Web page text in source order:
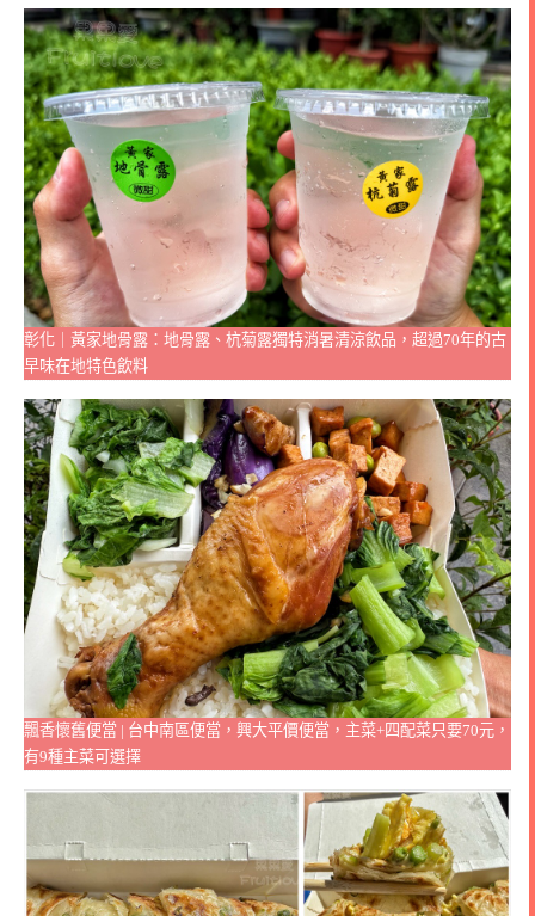
彰化｜黃家地骨露：地骨露、杭菊露獨特消暑清涼飲品，超過70年的古
早味在地特色飲料
飄香懷舊便當 | 台中南區便當，興大平價便當，主菜+四配菜只要70元，
有9種主菜可選擇